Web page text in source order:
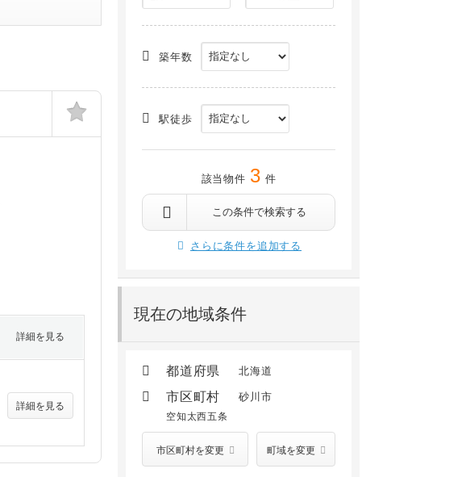
築年数
駅徒歩
該当物件 3 件
この条件で検索する
さらに条件を追加する
現在の地域条件
都道府県 北海道
市区町村 砂川市
空知太西五条
市区町村を変更 町域を変更
詳細を見る
詳細を見る